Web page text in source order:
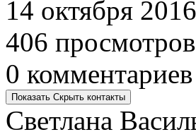
14 октября
406 просмотров
0 комментариев
Показать Скрыть контакты
Светлана